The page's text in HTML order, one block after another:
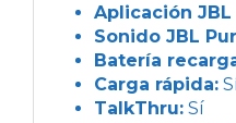
Aplicación
Sonido JBL
Batería
Carga rápida:
TalkThru: Sí